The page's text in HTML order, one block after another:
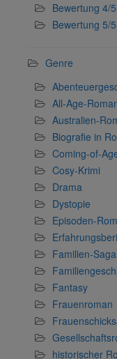
Bewertung 4/5
Bewertung 5/5
Genre
All-Age-
Australien-
Biografie in
Coming-of-
Cosy-Krimi
Drama
Dystopie
Episoden-
Familien-Saga
Fantasy
Frauenroman
historischer